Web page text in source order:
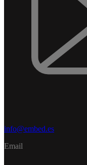
info@embed.es
Email